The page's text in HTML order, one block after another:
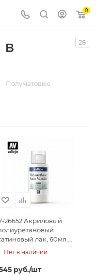
0
в
28
Полуматовые
26652 Акриловый
лак, 60мл.
Vallejo
Нет в наличии
руб./шт